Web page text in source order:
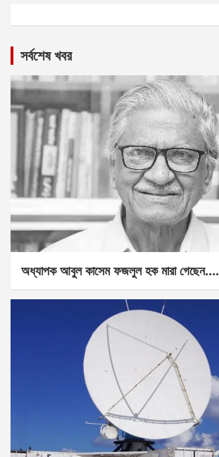
সর্বশেষ খবর
অধ্যাপক আবুল কাসেম ফজলুল হক মারা গেছেন….